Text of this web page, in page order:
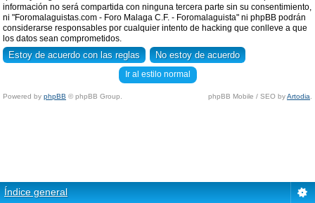
información no será compartida con ninguna tercera parte sin su consentimiento,
ni "Foromalaguistas.com - Foro Malaga C.F. - Foromalaguista" ni phpBB podrán
considerarse responsables por cualquier intento de hacking que conlleve a que
los datos sean comprometidos.
Ir al estilo normal
Powered by phpBB © phpBB Group. phpBB Mobile / SEO byArtodia
Índice general